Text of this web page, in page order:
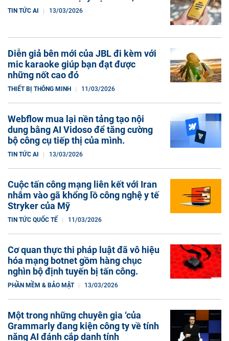
TIN TỨC AI 13/03/2026
Diễn giả bên mới của JBL đi kèm với
mic karaoke giúp bạn đạt được
những nốt cao đó
THIẾT BỊ THÔNG MINH 11/03/2026
Webflow mua lại nền tảng tạo nội
dung bằng AI Vidoso để tăng cường
bộ công cụ tiếp thị của mình.
TIN TỨC AI 13/03/2026
Cuộc tấn công mạng liên kết với Iran
nhắm vào gã khổng lồ công nghệ y tế
Stryker của Mỹ
TIN TỨC QUỐC TẾ 11/03/2026
Cơ quan thực thi pháp luật đã vô hiệu
hóa mạng botnet gồm hàng chục
nghìn bộ định tuyến bị tấn công.
PHẦN MỀM & BẢO MẬT 13/03/2026
Một trong những chuyên gia ‘của
Grammarly đang kiện công ty về tính
năng AI đánh cắp danh tính